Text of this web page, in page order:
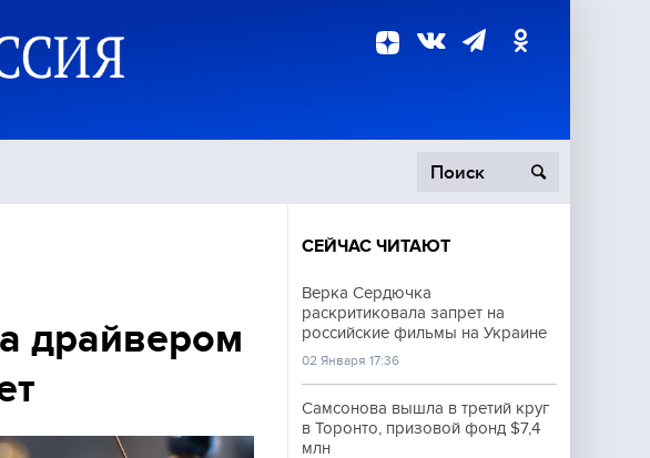
Происшествия
драйвером
СЕЙЧАС ЧИТАЮТ
Верка Сердючка
раскритиковала запрет на
российские фильмы на Украине
02 Января 17:36
Самсонова вышла в третий круг
в Торонто, призовой фонд $7,4
млн